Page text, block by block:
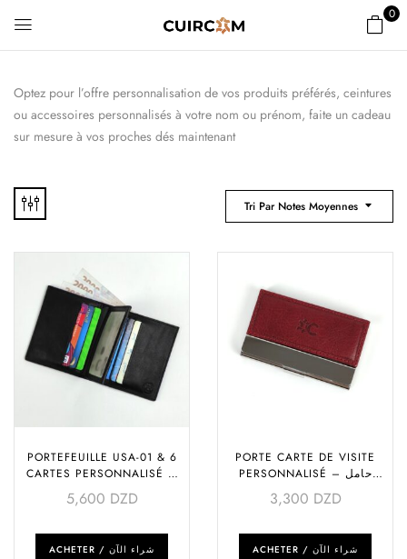
0
Optez pour l’offre personnalisation de vos produits préférés, ceintures
ou accessoires personnalisés à votre nom ou prénom, faite un cadeau
sur mesure à vos proches dés maintenant
Tri Par Notes Moyennes
PORTEFEUILLE USA-01 & 6
CARTES PERSONNALISÉ –
محفظة جيب
5,600 DZD
ACHETER / شراء الآن
PORTE CARTE DE VISITE
PERSONNALISÉ – حامل
بطاقات زيارة
3,300 DZD
ACHETER / شراء الآن